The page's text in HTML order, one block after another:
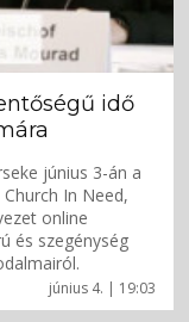
június 4. | 19:03
idő
június 3-án a
In Need,
online
és szegénység